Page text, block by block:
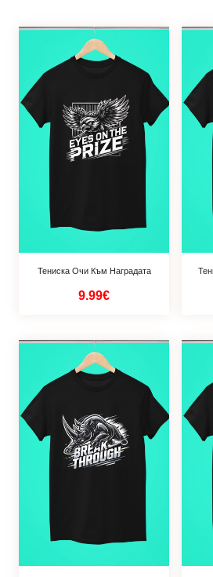
Тениска Очи Към Наградата
9.99€